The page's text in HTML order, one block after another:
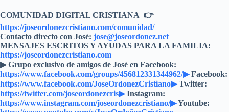
COMUNIDAD DIGITAL CRISTIANA 👉
https://joseordonezcristiano.com/comunidad/
Contacto directo con José: jose@joseordonez.net
MENSAJES ESCRITOS Y AYUDAS PARA LA FAMILIA:
https://joseordonezcristiano.com
▶︎ Grupo exclusivo de amigos de José en Facebook:
https://www.facebook.com/groups/456812331344962/▶Facebook:
https://www.facebook.com/JoseOrdonezCristiano▶Twitter:
https://twitter.com/joseordonezcris▶Instagram:
https://www.instagram.com/joseordonezcristiano/▶Youtube: